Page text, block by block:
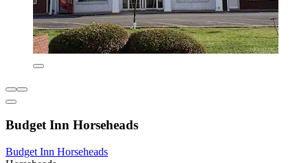
Budget Inn Horseheads
Budget Inn Horseheads